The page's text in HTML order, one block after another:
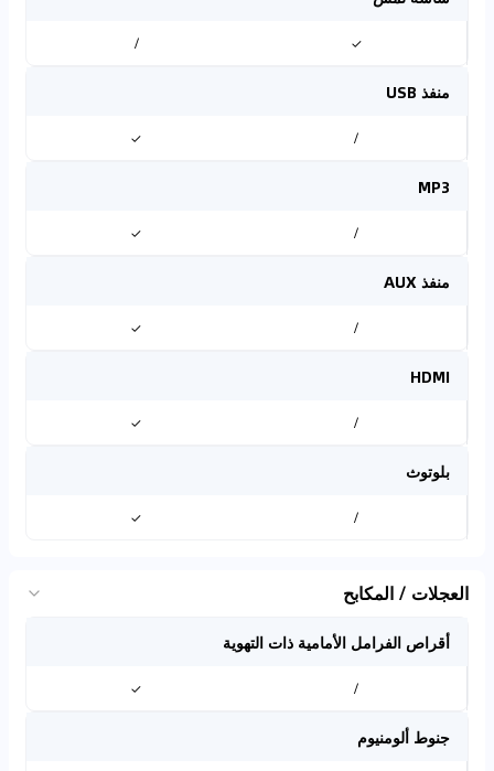
✓
/
منفذ USB
/
✓
MP3
/
✓
منفذ AUX
/
✓
HDMI
/
✓
بلوتوث
/
✓
العجلات / المكابح
أقراص الفرامل الأمامية ذات التهوية
/
✓
جنوط ألومنيوم